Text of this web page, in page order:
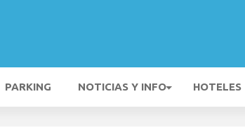
PARKING NOTICIAS Y INFO HOTELES